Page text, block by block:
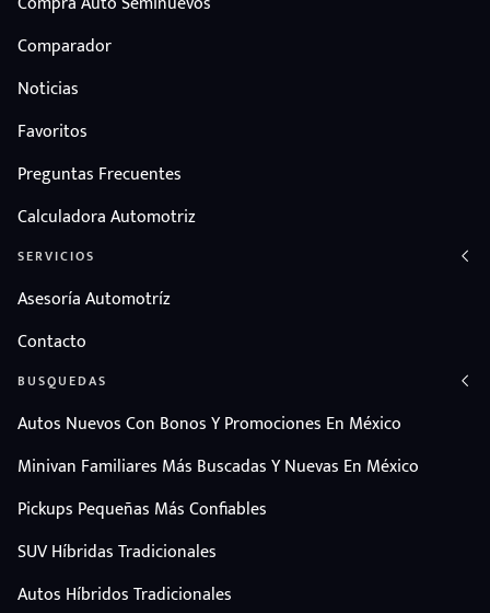
Comparador
Noticias
Favoritos
Preguntas Frecuentes
Calculadora Automotriz
SERVICIOS
Asesoría Automotríz
Contacto
BUSQUEDAS
Autos Nuevos Con Bonos Y Promociones En México
Minivan Familiares Más Buscadas Y Nuevas En México
Pickups Pequeñas Más Confiables
SUV Híbridas Tradicionales
Autos Híbridos Tradicionales